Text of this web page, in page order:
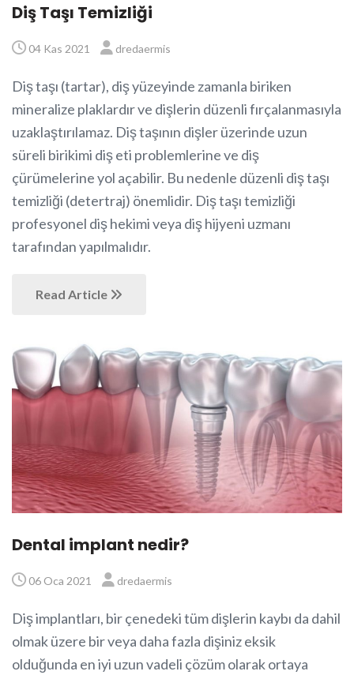
Diş Taşı Temizliği
04 Kas 2021 dredaermis
Diş taşı (tartar), diş yüzeyinde zamanla biriken
mineralize plaklardır ve dişlerin düzenli fırçalanmasıyla
uzaklaştırılamaz. Diş taşının dişler üzerinde uzun
süreli birikimi diş eti problemlerine ve diş
çürümelerine yol açabilir. Bu nedenle düzenli diş taşı
temizliği (detertraj) önemlidir. Diş taşı temizliği
profesyonel diş hekimi veya diş hijyeni uzmanı
tarafından yapılmalıdır.
Read Article
Dental implant nedir?
06 Oca 2021 dredaermis
Diş implantları, bir çenedeki tüm dişlerin kaybı da dahil
olmak üzere bir veya daha fazla dişiniz eksik
olduğunda en iyi uzun vadeli çözüm olarak ortaya